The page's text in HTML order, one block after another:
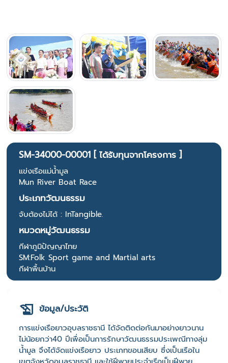
SM-34000-00001 [ ได้รับทุนจากโครงการ ]
แข่งเรือแม่น้ำมูล
Mun River Boat Race
ประเภทวัฒนธรรม
จับต้องไม่ได้ : InTangible.
หมวดหมู่วัฒนธรรม
กีฬาภูมิปัญญาไทย
SM:Folk Sport game and Martial arts
กีฬาพื้นบ้าน
ข้อมูล/ประวัติ
การแข่งเรือยาวอุบลราชธานี ได้จัดติดต่อกันมาอย่างยาวนาน
ไม่น้อยกว่า40 ปีเพื่อเป็นการรักษาวัฒนธรรมประเพณีทางลุ่ม
น้ำมูล จึงได้จัดแข่งเรือยาว ประเภทขอนเสียบ ซึ่งเป็นเรือใน